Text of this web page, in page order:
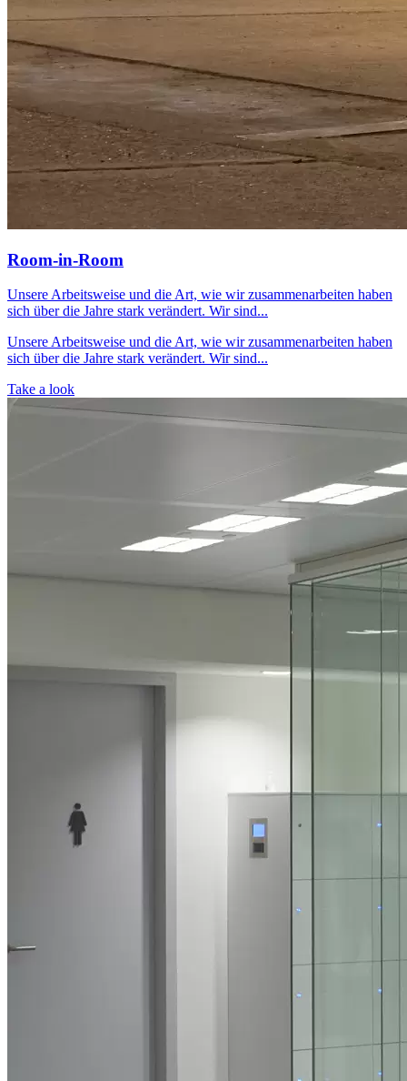
Room-in-Room
Unsere Arbeitsweise und die Art, wie wir zusammenarbeiten haben
sich über die Jahre stark verändert. Wir sind...
Unsere Arbeitsweise und die Art, wie wir zusammenarbeiten haben
sich über die Jahre stark verändert. Wir sind...
Take a look